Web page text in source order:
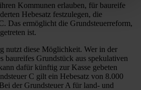
Kommunen erlauben, für baureife
Hebesatz festzulegen, die
Das ermöglicht die Grundsteuerreform,
ist.
nutzt diese Möglichkeit. Wer in der
baureifes Grundstück aus spekulativen
dafür künftig zur Kasse gebeten
C gilt ein Hebesatz von 8.000
der Grundsteuer A für land- und